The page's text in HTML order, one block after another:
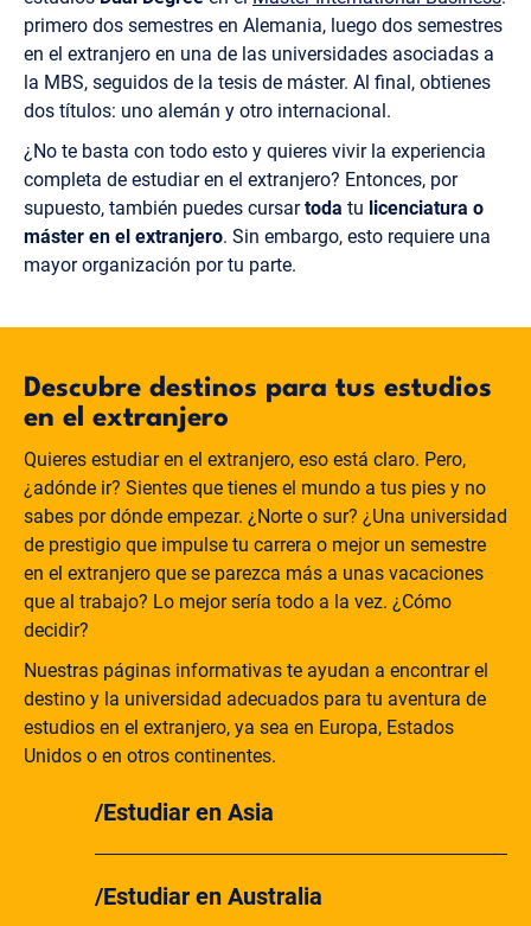
primero dos semestres en Alemania, luego dos semestres
en el extranjero en una de las universidades asociadas a
la MBS, seguidos de la tesis de máster. Al final, obtienes
dos títulos: uno alemán y otro internacional.
¿No te basta con todo esto y quieres vivir la experiencia
completa de estudiar en el extranjero? Entonces, por
supuesto, también puedes cursartoda tu licenciatura o
máster en el extranjero. Sin embargo, esto requiere una
mayor organización por tu parte.
Descubre destinos para tus estudios
en el extranjero
Quieres estudiar en el extranjero, eso está claro. Pero,
¿adónde ir? Sientes que tienes el mundo a tus pies y no
sabes por dónde empezar. ¿Norte o sur? ¿Una universidad
de prestigio que impulse tu carrera o mejor un semestre
en el extranjero que se parezca más a unas vacaciones
que al trabajo? Lo mejor sería todo a la vez. ¿Cómo
decidir?
Nuestras páginas informativas te ayudan a encontrar el
destino y la universidad adecuados para tu aventura de
estudios en el extranjero, ya sea en Europa, Estados
Unidos o en otros continentes.
Estudiar en Asia
Estudiar en Australia